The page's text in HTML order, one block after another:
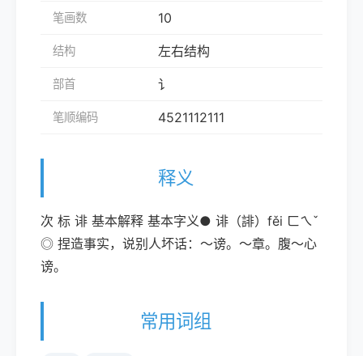
笔画数 10
结构 左右结构
部首 讠
笔顺编码 4521112111
释义
次 标 诽 基本解释 基本字义● 诽（誹）fěi ㄈㄟˇ
◎ 捏造事实，说别人坏话：～谤。～章。腹～心
谤。
常用词组